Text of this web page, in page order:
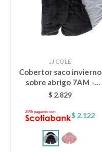
JJ COLE
Cobertor saco invierno
sobre abrigo 7AM -
negro
$ 2.829
$ 2.122